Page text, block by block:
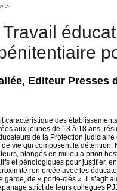
>
Editeur Presses
caractéristique des
aux jeunes de 13 à 18 ans,
de la Protection
de vie qui composent la détention.
plongés en milieu a priori
et pénologiques pour justifier,
renforcée avec les
garde, de « porte-clés ». Il s’agit
strict de leurs collègues